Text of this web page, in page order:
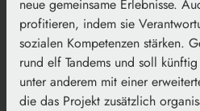
neue gemeinsame Erlebnisse.
profitieren, indem sie
sozialen Kompetenzen stärken.
rund elf Tandems und soll
unter anderem mit einer
die das Projekt zusätzlich